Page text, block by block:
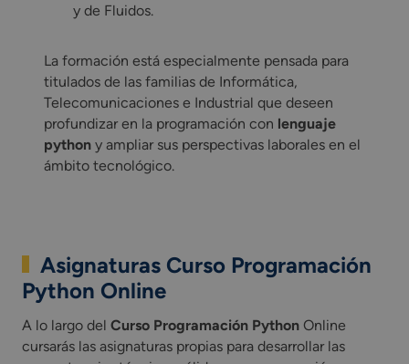
y de Fluidos.
La formación está especialmente pensada para
titulados de las familias de Informática,
Telecomunicaciones e Industrial que deseen
profundizar en la programación con lenguaje
python y ampliar sus perspectivas laborales en el
ámbito tecnológico.
Asignaturas Curso Programación
Python Online
A lo largo del Online cursarás las asignaturas propias
A lo largo del Curso Programación Python Online
cursarás las asignaturas propias para desarrollar las